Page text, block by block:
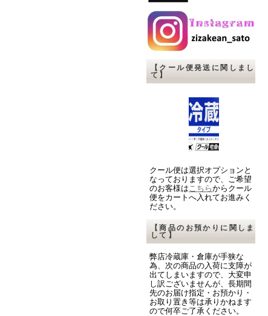
【クール便発送に関しまし
て】
クール便は選択オプションと
なっておりますので、ご希望
のお客様はこちらからクール
便をカートへ入れてお進みく
ださい。
【商品のお預かりに関しま
して】
弊店冷蔵庫・倉庫が手狭な
為、次の商品の入荷に支障が
出てしまいますので、大変申
し訳ございませんが、長期間
先のお届け指定・お預かり・
お取り置き等は承りかねます
ので何卒ご了承ください。